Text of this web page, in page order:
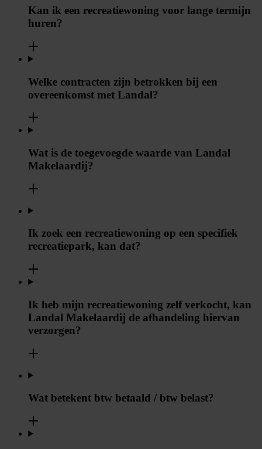
Kan ik een recreatiewoning voor lange termijn
huren?
Welke contracten zijn betrokken bij een
overeenkomst met Landal?
Wat is de toegevoegde waarde van Landal
Makelaardij?
Ik zoek een recreatiewoning op een specifiek
recreatiepark, kan dat?
Ik heb mijn recreatiewoning zelf verkocht, kan
Landal Makelaardij de afhandeling hiervan
verzorgen?
Wat betekent btw betaald / btw belast?